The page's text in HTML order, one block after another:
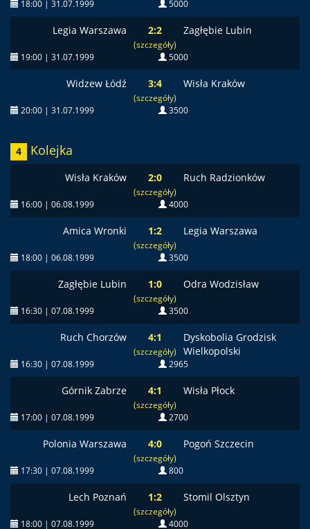
18:00 | 31.07.1999 5000
Legia Warszawa 2:2
(szczegóły)
Zagłębie Lubin
19:00 | 31.07.1999 5000
Widzew Łódź 3:4
(szczegóły)
Wisła Kraków
20:00 | 31.07.1999 3500
4 Kolejka
Wisła Kraków 2:0
(szczegóły)
Ruch Radzionków
16:00 | 06.08.1999 4000
Amica Wronki 1:2
(szczegóły)
Legia Warszawa
18:00 | 06.08.1999 3500
Zagłębie Lubin 1:0
(szczegóły)
Odra Wodzisław
16:30 | 07.08.1999 3500
Ruch Chorzów 4:1
(szczegóły)
Dyskobolia Grodzisk
Wielkopolski
16:30 | 07.08.1999 2965
Górnik Zabrze 4:1
(szczegóły)
Wisła Płock
17:00 | 07.08.1999 2700
Polonia Warszawa 4:0
(szczegóły)
Pogoń Szczecin
17:30 | 07.08.1999 800
Lech Poznań 1:2
(szczegóły)
Stomil Olsztyn
18:00 | 07.08.1999 4000